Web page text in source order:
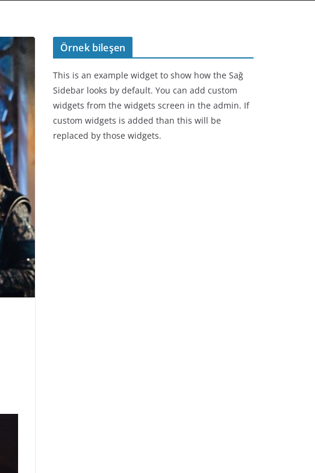
Örnek bileşen
This is an example widget to show how the Sağ
Sidebar looks by default. You can add custom
widgets from the widgets screen in the admin. If
custom widgets is added than this will be
replaced by those widgets.